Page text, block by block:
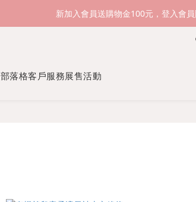
新加入會員送購物金100元，登入會員
新加入會員送購物金100元，登入會員
滿1500元免運費。 滿2000元
部落格客戶服務展售活動